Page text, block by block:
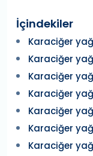
İçindekiler
Karaciğer
Karaciğer
Karaciğer
Karaciğer
Karaciğer
Karaciğer
Karaciğer